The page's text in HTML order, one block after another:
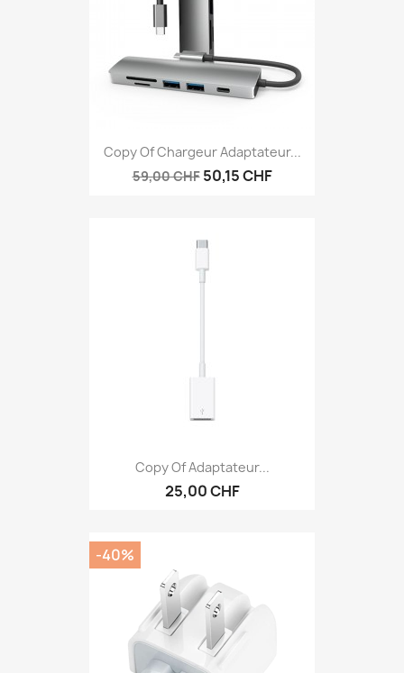
Copy Of Chargeur Adaptateur...
59,00 CHF 50,15 CHF
Copy Of Adaptateur...
25,00 CHF
-40%